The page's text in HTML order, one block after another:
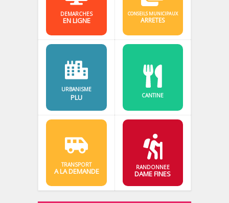
DEMARCHES
EN LIGNE
CONSEILS MUNICIPAUX
ARRETES
URBANISME
PLU CANTINE
TRANSPORT
A LA DEMANDE RANDONNEE
DAME FINES